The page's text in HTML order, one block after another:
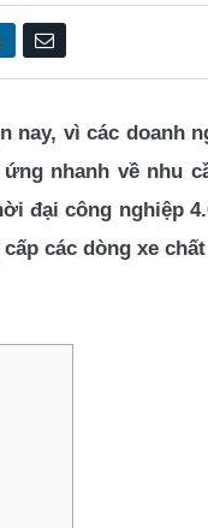
LinkedIn
nay, vì các doanh
nhanh về nhu
đại công nghiệp
các dòng xe